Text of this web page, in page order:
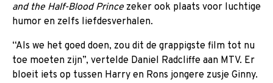
and the Half-Blood Princezeker ook plaats voor luchtige
humor en zelfs liefdesverhalen.
“Als we het goed doen, zou dit de grappigste film tot nu
toe moeten zijn”, vertelde Daniel Radcliffe aan MTV. Er
bloeit iets op tussen Harry en Rons jongere zusje Ginny.